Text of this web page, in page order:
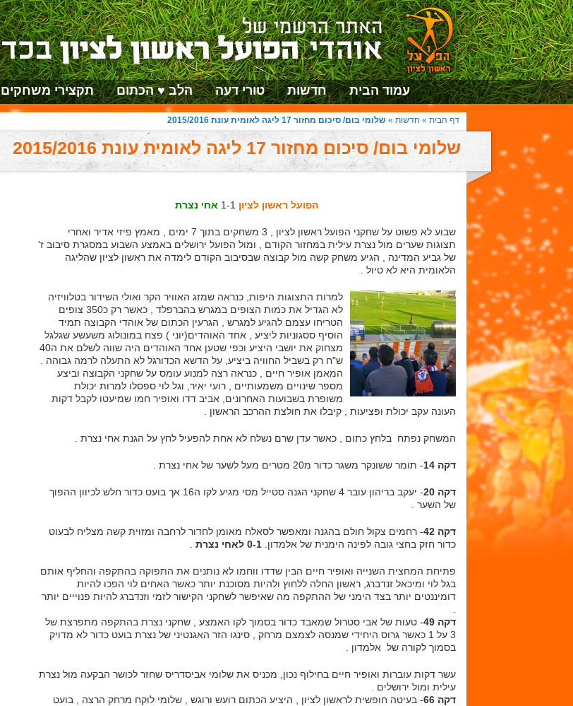
עמוד הבית חדשות טורי דעה הלב ♥ הכתום תקצירי משחקים
דף הבית » חדשות » שלומי בום/ סיכום מחזור 17 ליגה לאומית עונת 2015/2016
שלומי בום/ סיכום מחזור 17 ליגה לאומית עונת 2015/2016
הפועל ראשון לציון אחי נצרת
שבוע לא פשוט על שחקני הפועל ראשון לציון , 3 משחקים בתוך 7 ימים , מאמץ פיזי אדיר ואחרי
תצוגות שערים מול נצרת עילית במחזור הקודם , ומול הפועל ירושלים באמצע השבוע במסגרת סיבוב ז'
של גביע המדינה , הגיע משחק קשה מול קבוצה שבסיבוב הקודם לימדה את ראשון לציון שהליגה
הלאומית היא לא טיול .
למרות התצוגות היפות, כנראה שמזג האוויר הקר ואולי השידור בטלוויזיה
לא הגדיל את כמות הצופים במגרש בהברפלד , כאשר רק כ350 צופים
הטריחו עצמם להגיע למגרש , הגרעין הכתום של אוהדי הקבוצה תמיד
הוסיף ססגוניות ליציע , אחד האוהדים(יוני ) פצח במונולוג משעשע שגלגל
מצחוק את יושבי היציע וכפי שטען אחד האוהדים היה שווה לשלם את ה40
ש"ח רק בשביל החוויה ביציע, על הדשא הכדורגל לא התעלה לרמה גבוהה .
המאמן אופיר חיים , כנראה רצה למנוע עומס על שחקני הקבוצה וביצע
מספר שינויים משמעותיים , רועי יאיר, וגל לוי ספסלו למרות יכולת
משופרת בשבועות האחרונים, אביב דדו ואופיר חמו שמיעטו לקבל דקות
העונה עקב יכולת ופציעות , קיבלו את חולצת ההרכב הראשון .
המשחק נפתח בלחץ כתום , כאשר עדן שרם נשלח לא אחת להפעיל לחץ על הגנת אחי נצרת .
דקה 14 - תומר ששונקר משגר כדור מ20 מטרים מעל לשער של אחי נצרת .
דקה 20
- יעקב בריהון עובר 4 שחקני הגנה סטייל מסי מגיע לקו ה16 אך בועט כדור חלש לכיוון ההפוך
של השער .
דקה 42
- רחמים צקול חולם בהגנה ומאפשר לסאלח מאומן לחדור לרחבה ומזוית קשה מצליח לבעוט
כדור חזק בחצי גובה לפינה הימנית של אלמדון. 0-1 לאחי נצרת
פתיחת המחצית השנייה ואופיר חיים הבין שדדו ווחמו לא נותנים את התפוקה בהתקפה והחליף אותם
בגל לוי ומיכאל זנדברג, ראשון החלה ללחוץ ולהיות מסוכנת יותר כאשר האחים לוי הפכו להיות
דומיננטים יותר בצד הימני של ההתקפה מה שאיפשר לשחקני הקישור לזמי וזנדברג להיות פנוייים יותר
דקה 49
- טעות של אבי סטרול שמאבד כדור בסמוך לקו האמצע , שחקני נצרת בהתקפה מתפרצת של
3 על 1 כאשר גרוס היחידי שמנסה לצמצם מרחק , סינגו הזר האגנטיני של נצרת בועט כדור לא מדויק
בסמוך לקורה של אלמדון .
עשר דקות עוברות ואופיר חיים בחילוף נכון, מכניס את שלומי אביסדריס שחזר לכושר הבקעה מול נצרת
עילית ומול ירושלים .
דקה 66
- בעיטה חופשית לראשון לציון , היציע הכתום רועש ורוגש , שלומי לוקח מרחק הרצה , בועט